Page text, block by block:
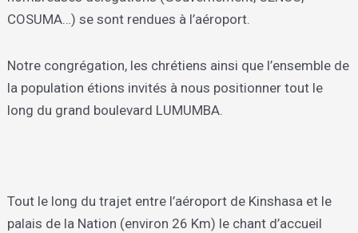
COSUMA…) se sont rendues à l’aéroport.
Notre congrégation, les chrétiens ainsi que l’ensemble de
la population étions invités à nous positionner tout le
long du grand boulevard LUMUMBA.
Tout le long du trajet entre l’aéroport de Kinshasa et le
palais de la Nation (environ 26 Km) le chant d’accueil